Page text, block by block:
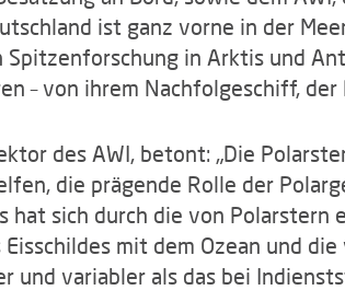
ist ganz vorne in der
in Arktis und
– von ihrem Nachfolgeschiff,
des AWI, betont: „Die
die prägende Rolle der
hat sich durch die von
mit dem Ozean und
und variabler als das bei